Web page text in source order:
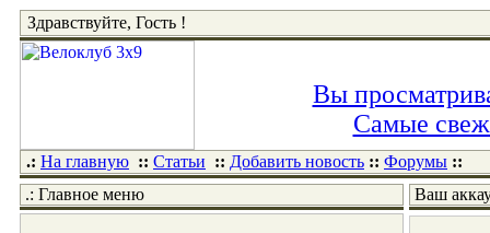
Здравствуйте, Гость !
Вы
Самые
.: На главную :: Статьи :: Добавить новость :: Форумы ::
.: Главное меню
Ваш